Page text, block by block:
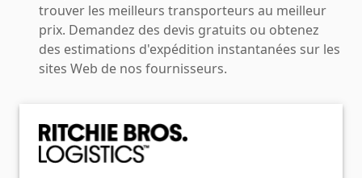
trouver les meilleurs transporteurs au meilleur
prix. Demandez des devis gratuits ou obtenez
des estimations d'expédition instantanées sur les
sites Web de nos fournisseurs.